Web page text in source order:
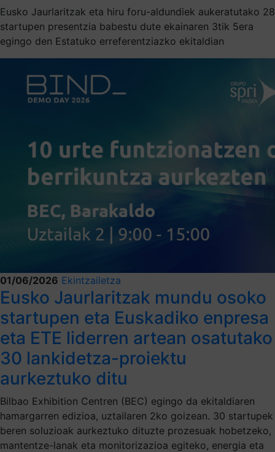
Eusko Jaurlaritzak eta hiru foru-aldundiek aukeratutako 28
startupen presentzia babestu dute ekainaren 3tik 5era
egingo den Estatuko erreferentziazko ekitaldian
01/06/2026 Ekintzailetza
Eusko Jaurlaritzak mundu osoko
startupen eta Euskadiko enpresa
eta ETE liderren artean osatutako
30 lankidetza-proiektu
aurkeztuko ditu
Bilbao Exhibition Centren (BEC) egingo da ekitaldiaren
hamargarren edizioa, uztailaren 2ko goizean. 30 startupek
beren soluzioak aurkeztuko dituzte prozesuak hobetzeko,
mantentze-lanak eta monitorizazioa egiteko, energia eta